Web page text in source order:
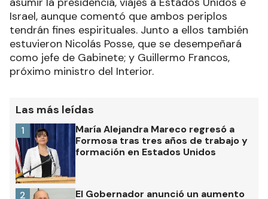
Israel, aunque comentó que ambos periplos
tendrán fines espirituales. Junto a ellos también
estuvieron Nicolás Posse, que se desempeñará
como jefe de Gabinete; y Guillermo Francos,
próximo ministro del Interior.
Las más leídas
María Alejandra Mareco regresó a
Formosa tras tres años de trabajo y
formación en Estados Unidos
1
El Gobernador anunció un aumento
2